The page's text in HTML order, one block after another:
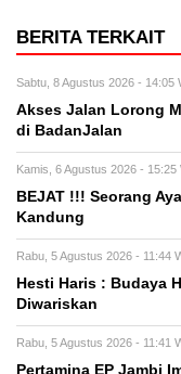
BERITA TERKAIT
Sabtu, 8 Agustus 2026 - 14:05
Akses Jalan Lorong
di BadanJalan
Kamis, 6 Agustus 2026 - 15:25
BEJAT !!! Seorang
Kandung
Rabu, 5 Agustus 2026 - 11:44
Hesti Haris : Budaya
Diwariskan
Rabu, 5 Agustus 2026 - 11:41
Pertamina EP Jambi